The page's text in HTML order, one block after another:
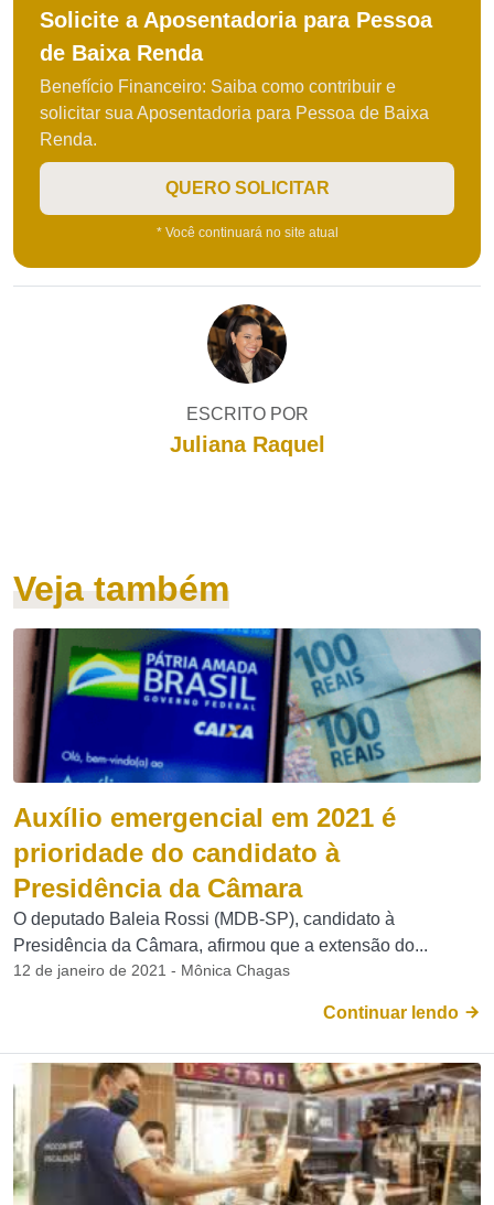
Solicite a Aposentadoria para Pessoa
de Baixa Renda
Benefício Financeiro: Saiba como contribuir e
solicitar sua Aposentadoria para Pessoa de Baixa
Renda.
QUERO SOLICITAR
* Você continuará no site atual
ESCRITO POR
Juliana Raquel
Veja também
Auxílio emergencial em 2021 é
prioridade do candidato à
Presidência da Câmara
O deputado Baleia Rossi (MDB-SP), candidato à
Presidência da Câmara, afirmou que a extensão do...
12 de janeiro de 2021 - Mônica Chagas
Continuar lendo